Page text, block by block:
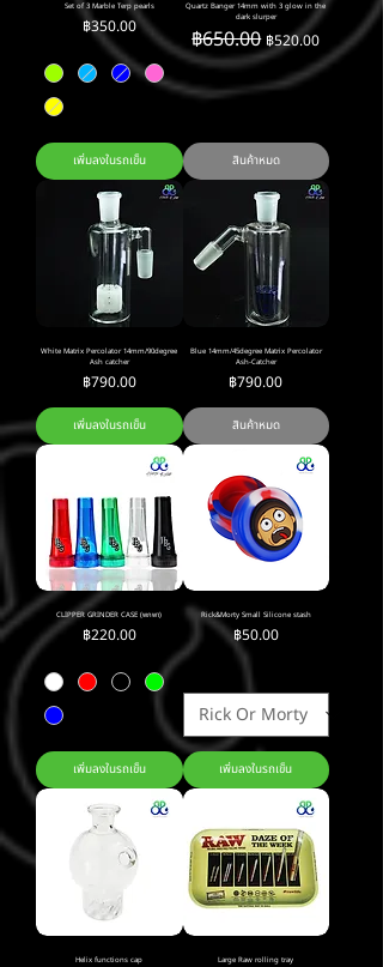
Set of 3 Marble Terp pearls
ราคา
฿350.00
เพิ่มลงในรถเข็น
Quartz Banger 14mm with 3 glow in the
dark slurper
ราคาปกติ
฿650.00 ราคาขายลด
฿520.00
สินค้าหมด
White Matrix Percolator 14mm/90degree
Ash catcher
ราคา
฿790.00
เพิ่มลงในรถเข็น
Blue 14mm/45degree Matrix Percolator
Ash-Catcher
ราคา
฿790.00
สินค้าหมด
CLIPPER GRINDER CASE (พกพา)
ราคา
฿220.00
เพิ่มลงในรถเข็น
Rick&Morty Small Silicone stash
ราคา
฿50.00
เพิ่มลงในรถเข็น
Helix functions cap Large Raw rolling tray